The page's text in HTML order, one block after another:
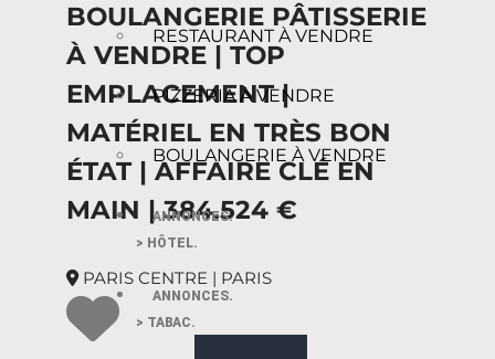
RESTAURANT À VENDRE
PIZZERIA À VENDRE
BOULANGERIE À VENDRE
ANNONCES.
> HÔTEL.
ANNONCES.
> TABAC.
BOULANGERIE PÂTISSERIE
À VENDRE | TOP
EMPLACEMENT |
MATÉRIEL EN TRÈS BON
ÉTAT | AFFAIRE CLÉ EN
MAIN | 384.524 €
PARIS CENTRE | PARIS